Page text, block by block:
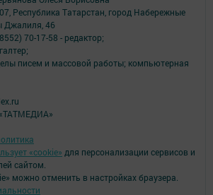
Республика Татарстан, город Набережные
Джалиля, 46
70-17-58 - редактор;
писем и массовой работы; компьютерная
«cookie» для персонализации сервисов и
сайтом.
можно отменить в настройках браузера.